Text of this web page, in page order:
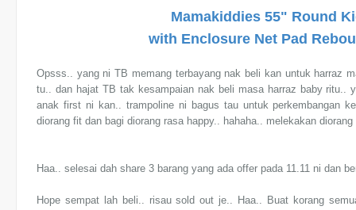
Mamakiddies 55" Round
with Enclosure Net Pad
Opsss.. yang ni TB memang terbayang nak beli kan untuk harraz
tu.. dan hajat TB tak kesampaian nak beli masa harraz baby ritu..
anak first ni kan.. trampoline ni bagus tau untuk perkembangan
diorang fit dan bagi diorang rasa happy.. hahaha.. melekakan
Haa.. selesai dah share 3 barang yang ada offer pada 11.11 ni dan
Hope sempat lah beli.. risau sold out je.. Haa.. Buat korang